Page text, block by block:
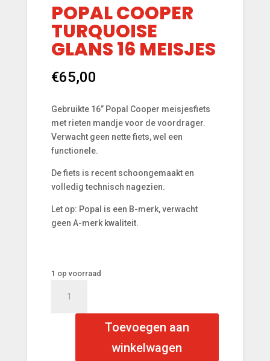
POPAL COOPER
TURQUOISE
GLANS 16 MEISJES
€65,00
Gebruikte 16” Popal Cooper meisjesfiets
met rieten mandje voor de voordrager.
Verwacht geen nette fiets, wel een
functionele.
De fiets is recent schoongemaakt en
volledig technisch nagezien.
Let op: Popal is een B-merk, verwacht
geen A-merk kwaliteit.
1 op voorraad
Cooper
Turquoise
Toevoegen aan
winkelwagen